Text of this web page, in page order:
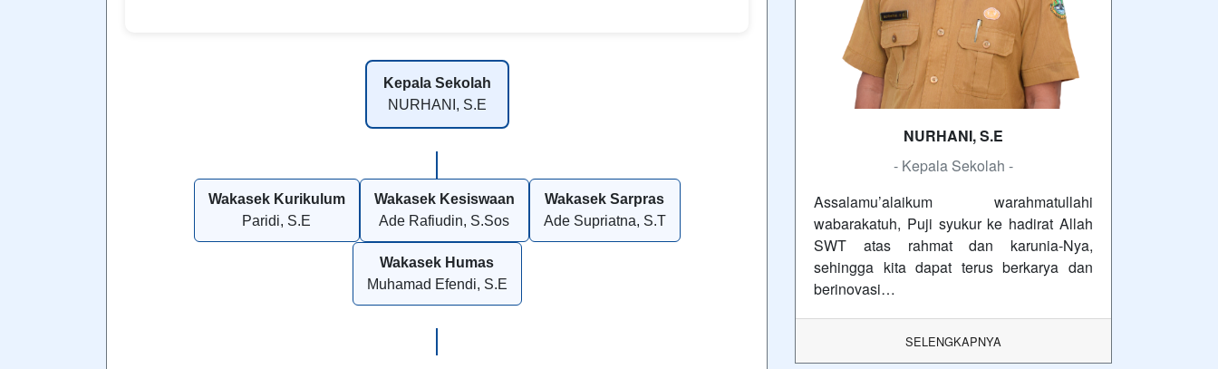
Kepala Sekolah
NURHANI, S.E
Wakasek Kurikulum
Paridi, S.E
Wakasek Kesiswaan
Ade Rafiudin, S.Sos
Wakasek Sarpras
Ade Supriatna, S.T
Wakasek Humas
Muhamad Efendi, S.E
NURHANI, S.E
- Kepala Sekolah -
Assalamu’alaikum warahmatullahi
wabarakatuh, Puji syukur ke hadirat Allah
SWT atas rahmat dan karunia-Nya,
sehingga kita dapat terus berkarya dan
berinovasi…
SELENGKAPNYA